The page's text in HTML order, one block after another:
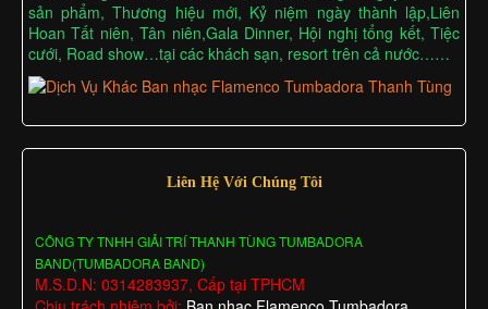
sản phẩm, Thương hiệu mới, Kỷ niệm ngày thành lập,Liên
Hoan Tất niên, Tân niên,Gala Dinner, Hội nghị tổng kết, Tiệc
cưới, Road show…tại các khách sạn, resort trên cả nước……
Liên Hệ Với Chúng Tôi
CÔNG TY TNHH GIẢI TRÍ THANH TÙNG TUMBADORA
BAND(TUMBADORA BAND)
M.S.D.N: 0314283937, Cấp tại TPHCM